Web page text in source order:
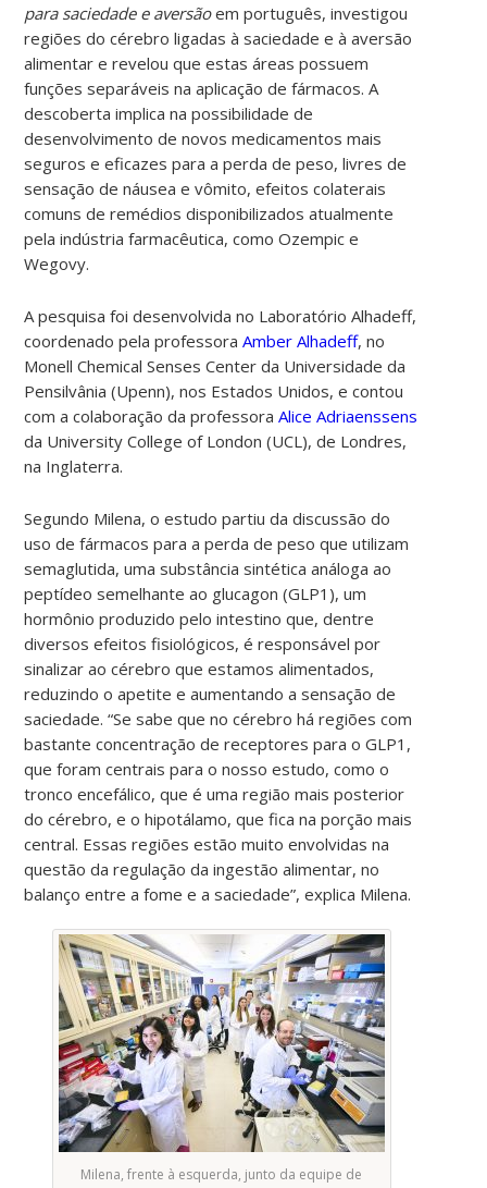
para saciedade e aversãoem português, investigou
regiões do cérebro ligadas à saciedade e à aversão
alimentar e revelou que estas áreas possuem
funções separáveis na aplicação de fármacos. A
descoberta implica na possibilidade de
desenvolvimento de novos medicamentos mais
seguros e eficazes para a perda de peso, livres de
sensação de náusea e vômito, efeitos colaterais
comuns de remédios disponibilizados atualmente
pela indústria farmacêutica, como Ozempic e
Wegovy.
A pesquisa foi desenvolvida no Laboratório Alhadeff,
coordenado pela professoraAmber Alhadeff, no
Monell Chemical Senses Center da Universidade da
Pensilvânia (Upenn), nos Estados Unidos, e contou
com a colaboração da professoraAlice Adriaenssens
da University College of London (UCL), de Londres,
na Inglaterra.
Segundo Milena, o estudo partiu da discussão do
uso de fármacos para a perda de peso que utilizam
semaglutida, uma substância sintética análoga ao
peptídeo semelhante ao glucagon (GLP1), um
hormônio produzido pelo intestino que, dentre
diversos efeitos fisiológicos, é responsável por
sinalizar ao cérebro que estamos alimentados,
reduzindo o apetite e aumentando a sensação de
saciedade. “Se sabe que no cérebro há regiões com
bastante concentração de receptores para o GLP1,
que foram centrais para o nosso estudo, como o
tronco encefálico, que é uma região mais posterior
do cérebro, e o hipotálamo, que fica na porção mais
central. Essas regiões estão muito envolvidas na
questão da regulação da ingestão alimentar, no
balanço entre a fome e a saciedade”, explica Milena.
Milena, frente à esquerda, junto da equipe de